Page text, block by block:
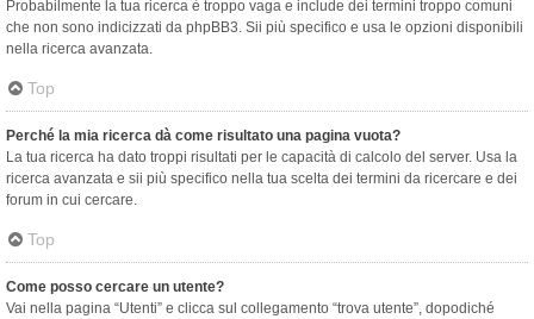
Probabilmente la tua ricerca è troppo vaga e include dei termini troppo comuni
che non sono indicizzati da phpBB3. Sii più specifico e usa le opzioni disponibili
nella ricerca avanzata.
Top
Perché la mia ricerca dà come risultato una pagina vuota?
La tua ricerca ha dato troppi risultati per le capacità di calcolo del server. Usa la
ricerca avanzata e sii più specifico nella tua scelta dei termini da ricercare e dei
forum in cui cercare.
Top
Come posso cercare un utente?
Vai nella pagina “Utenti” e clicca sul collegamento “trova utente”, dopodiché